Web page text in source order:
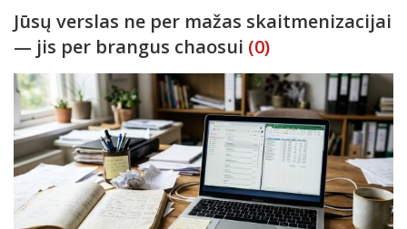
Jūsų verslas ne per mažas skaitmenizacijai
— jis per brangus chaosui (0)